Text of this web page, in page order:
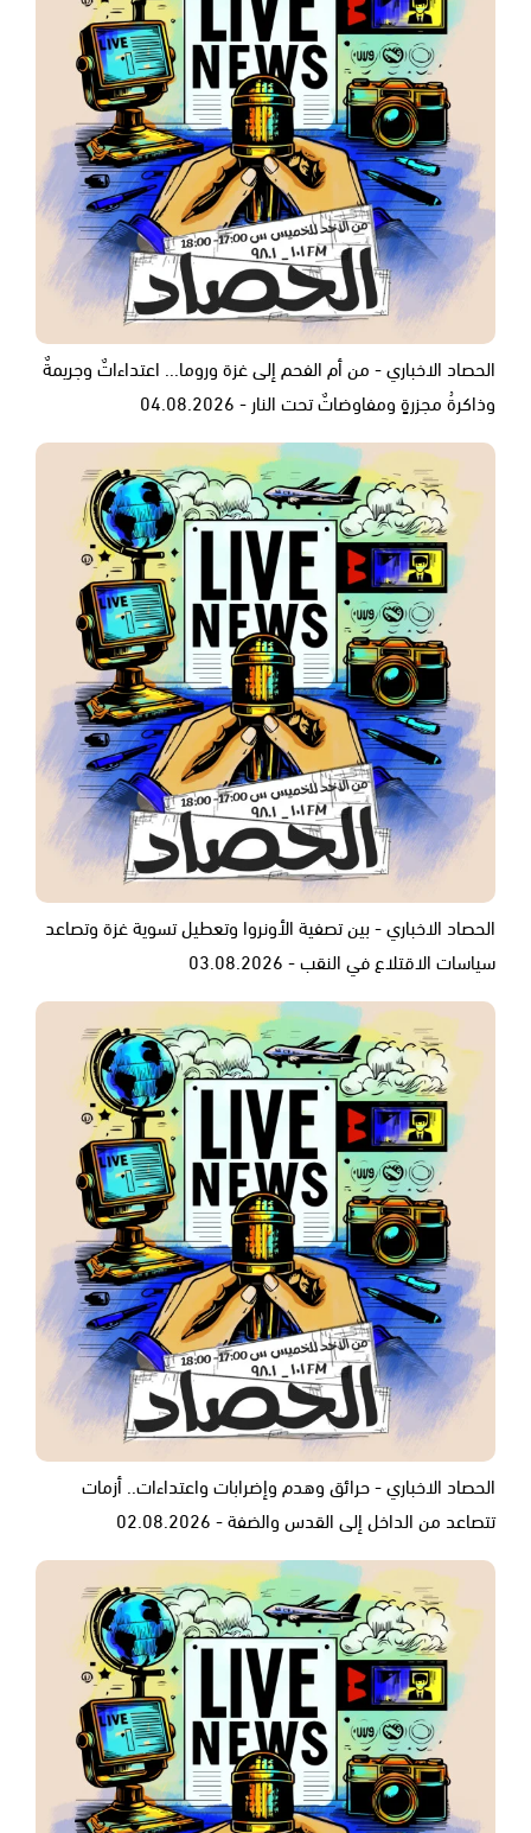
الحصاد الاخباري - من أم الفحم إلى غزة وروما... اعتداءاتٌ وجريمةٌ
وذاكرةُ مجزرةٍ ومفاوضاتٌ تحت النار - 04.08.2026
الحصاد الاخباري - بين تصفية الأونروا وتعطيل تسوية غزة وتصاعد
سياسات الاقتلاع في النقب - 03.08.2026
الحصاد الاخباري - حرائق وهدم وإضرابات واعتداءات.. أزمات
تتصاعد من الداخل إلى القدس والضفة - 02.08.2026